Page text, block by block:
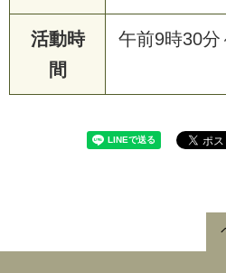
活動時
間
午前9時30分